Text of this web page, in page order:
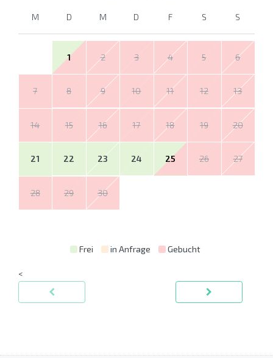
M D M D F S S
1 2 3 4 5 6
7 8 9 10 11 12 13
14 15 16 17 18 19 20
21 22 23 24 25 26 27
28 29 30
Frei in Anfrage Gebucht
<